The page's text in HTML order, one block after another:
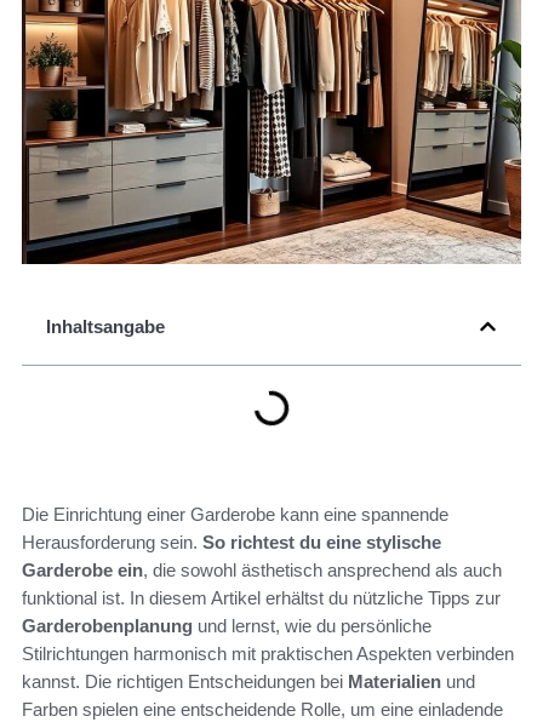
Inhaltsangabe
Die Einrichtung einer Garderobe kann eine spannende
Herausforderung sein. So richtest du eine stylische
Garderobe ein, die sowohl ästhetisch ansprechend als auch
funktional ist. In diesem Artikel erhältst du nützliche Tipps zur
Garderobenplanung und lernst, wie du persönliche
Stilrichtungen harmonisch mit praktischen Aspekten verbinden
kannst. Die richtigen Entscheidungen bei Materialien und
Farben spielen eine entscheidende Rolle, um eine einladende